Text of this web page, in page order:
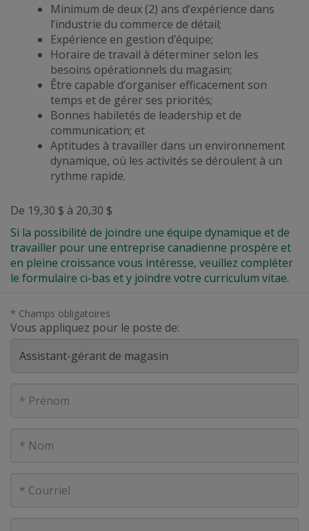
Minimum de deux (2) ans d’expérience dans
l’industrie du commerce de détail;
Expérience en gestion d’équipe;
Horaire de travail à déterminer selon les
besoins opérationnels du magasin;
Être capable d’organiser efficacement son
temps et de gérer ses priorités;
Bonnes habiletés de leadership et de
communication; et
Aptitudes à travailler dans un environnement
dynamique, où les activités se déroulent à un
rythme rapide.
De 19,30 $ à 20,30 $
Si la possibilité de joindre une équipe dynamique et de
travailler pour une entreprise canadienne prospère et
en pleine croissance vous intéresse, veuillez compléter
le formulaire ci-bas et y joindre votre curriculum vitae.
* Champs obligatoires
Vous appliquez pour le poste de: